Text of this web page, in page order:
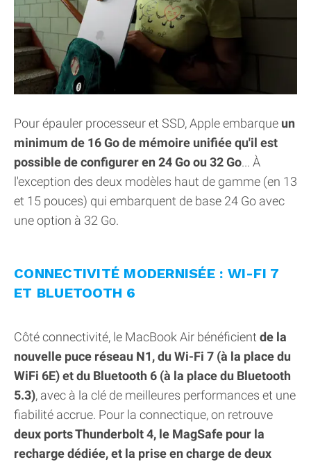
Pour épauler processeur et SSD, Apple embarque un
minimum de 16 Go de mémoire unifiée qu'il est
possible de configurer en 24 Go ou 32 Go... À
l'exception des deux modèles haut de gamme (en 13
et 15 pouces) qui embarquent de base 24 Go avec
une option à 32 Go.
CONNECTIVITÉ MODERNISÉE : WI-FI 7
ET BLUETOOTH 6
Côté connectivité, le MacBook Air bénéficient de la
nouvelle puce réseau N1, du Wi-Fi 7 (à la place du
WiFi 6E) et du Bluetooth 6 (à la place du Bluetooth
5.3), avec à la clé de meilleures performances et une
fiabilité accrue. Pour la connectique, on retrouve
deux ports Thunderbolt 4, le MagSafe pour la
recharge dédiée, et la prise en charge de deux